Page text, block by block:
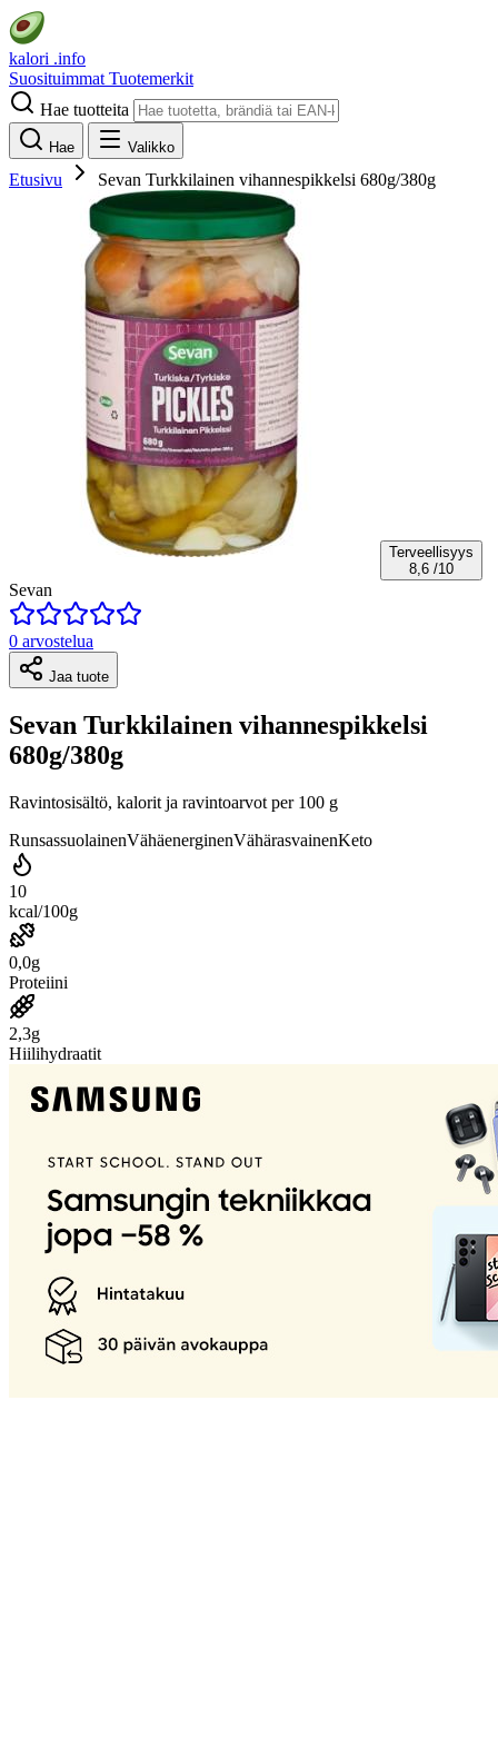
kalori .info
Suosituimmat Tuotemerkit
Hae tuotteita
Hae Valikko
Etusivu Sevan Turkkilainen vihannespikkelsi 680g/380g
Terveellisyys
8,6 /10
Sevan
0 arvostelua
Jaa tuote
Sevan Turkkilainen vihannespikkelsi
680g/380g
Ravintosisältö, kalorit ja ravintoarvot per 100 g
RunsassuolainenVähäenerginenVähärasvainenKeto
10
kcal/100g
0,0g
Proteiini
2,3g
Hiilihydraatit